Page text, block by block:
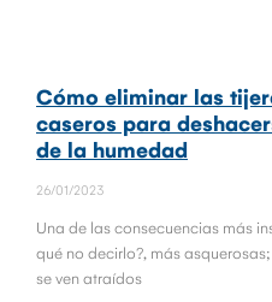
Cómo eliminar las
caseros para
de la humedad
26/01/2023
Una de las consecuencias más
qué no decirlo?, más
se ven atraídos